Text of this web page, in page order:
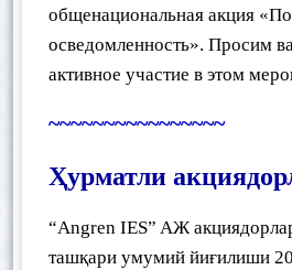
общенациональная акция
осведомленность». Просим
активное участие в этом
~~~~~~~~~~~~~~~~
Ҳурматли
“Angren IES” AЖ
ташқари умумий йиғилиши